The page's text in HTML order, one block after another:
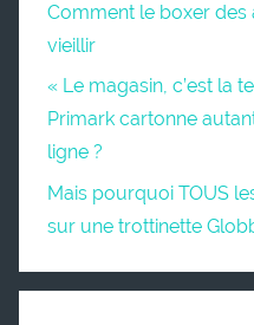
Comment le boxer des
vieillir
« Le magasin, c’est la
Primark cartonne
ligne ?
Mais pourquoi TOUS
sur une trottinette